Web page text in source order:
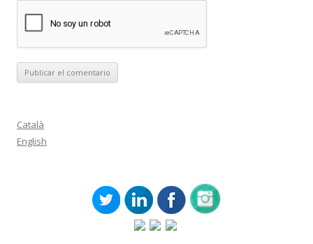
Català
English